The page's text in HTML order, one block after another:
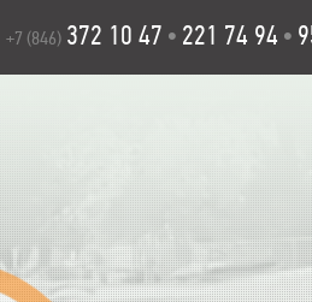
+7 (846) 372 10 47 • 221 74 94 •